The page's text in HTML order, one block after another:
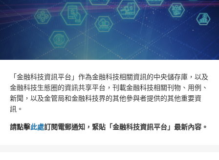
「金融科技資訊平台」作為金融科技相關資訊的中央儲存庫，以及
金融科技生態圈的資訊共享平台，刊載金融科技相關刊物、用例、
新聞，以及金管局和金融科技界的其他參與者提供的其他重要資
訊。
請點擊此處訂閱電郵通知，緊貼「金融科技資訊平台」最新內容。